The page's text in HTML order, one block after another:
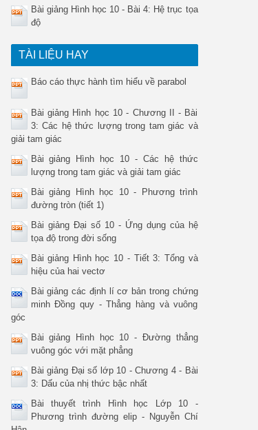
Bài giảng Hình học 10 - Bài 4: Hệ trục tọa
độ
TÀI LIỆU HAY
Báo cáo thực hành tìm hiểu về parabol
Bài giảng Hình học 10 - Chương II - Bài
3: Các hệ thức lượng trong tam giác và
giải tam giác
Bài giảng Hình học 10 - Các hệ thức
lượng trong tam giác và giải tam giác
Bài giảng Hình học 10 - Phương trình
đường tròn (tiết 1)
Bài giảng Đại số 10 - Ứng dụng của hệ
tọa độ trong đời sống
Bài giảng Hình học 10 - Tiết 3: Tổng và
hiệu của hai vectơ
Bài giảng các định lí cơ bản trong chứng
minh Đồng quy - Thẳng hàng và vuông
góc
Bài giảng Hình học 10 - Đường thẳng
vuông góc với mặt phẳng
Bài giảng Đại số lớp 10 - Chương 4 - Bài
3: Dấu của nhị thức bậc nhất
Bài thuyết trình Hình học Lớp 10 -
Phương trình đường elip - Nguyễn Chí